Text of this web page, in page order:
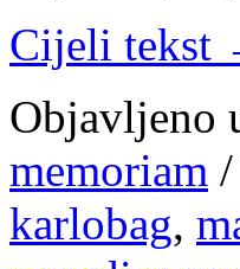
Cijeli tekst
Objavljeno
memoriam /
karlobag,